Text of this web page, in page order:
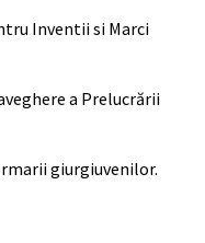
Inventii si Marci
a Prelucrării
giurgiuvenilor.